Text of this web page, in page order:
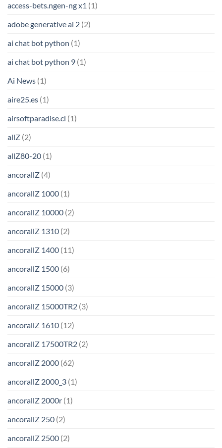
access-bets.ngen-ng x1 (1)
adobe generative ai 2 (2)
ai chat bot python (1)
ai chat bot python 9 (1)
Ai News (1)
aire25.es (1)
airsoftparadise.cl (1)
allZ (2)
allZ80-20 (1)
ancorallZ (4)
ancorallZ 1000 (1)
ancorallZ 10000 (2)
ancorallZ 1310 (2)
ancorallZ 1400 (11)
ancorallZ 1500 (6)
ancorallZ 15000 (3)
ancorallZ 15000TR2 (3)
ancorallZ 1610 (12)
ancorallZ 17500TR2 (2)
ancorallZ 2000 (62)
ancorallZ 2000_3 (1)
ancorallZ 2000r (1)
ancorallZ 250 (2)
ancorallZ 2500 (2)